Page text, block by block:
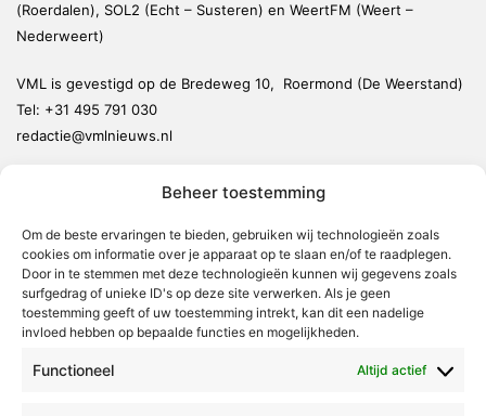
Beheer toestemming
Om de beste ervaringen te bieden, gebruiken wij technologieën zoals
cookies om informatie over je apparaat op te slaan en/of te raadplegen.
Door in te stemmen met deze technologieën kunnen wij gegevens zoals
surfgedrag of unieke ID's op deze site verwerken. Als je geen
toestemming geeft of uw toestemming intrekt, kan dit een nadelige
invloed hebben op bepaalde functies en mogelijkheden.
Functioneel Altijd actief
(Roerdalen), SOL2 (Echt – Susteren) en WeertFM (Weert –
Nederweert)
VML is gevestigd op de Bredeweg 10, Roermond (De Weerstand)
Tel: +31 495 791 030
redactie@vmlnieuws.nl
Leudal
Maasgouw
Echt-Susteren